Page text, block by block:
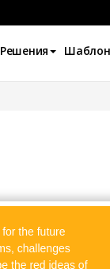
Решения